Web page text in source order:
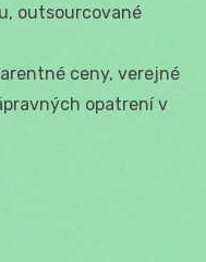
outsourcované
ceny, verejné
opatrení v